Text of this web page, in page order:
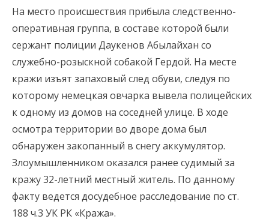
На место происшествия прибыла следственно-
оперативная группа, в составе которой были
сержант полиции Даукенов Абылайхан со
служебно-розыскной собакой Гердой. На месте
кражи изъят запаховый след обуви, следуя по
которому немецкая овчарка вывела полицейских
к одному из домов на соседней улице. В ходе
осмотра территории во дворе дома был
обнаружен закопанный в снегу аккумулятор.
Злоумышленником оказался ранее судимый за
кражу 32-летний местный житель. По данному
факту ведется досудебное расследование по ст.
188 ч.3 УК РК «Кража».